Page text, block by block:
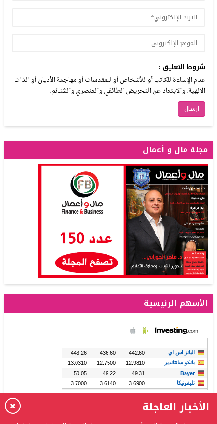
شروط التعليق :
عدم الإساءة للكاتب أو للأشخاص أو للمقدسات أو مهاجمة الأديان أو الذات
الالهية. والابتعاد عن التحريض الطائفي والعنصري والشتائم.
مجلة مال و أعمال
الأسهم الرئيسية
الأخبار العاجلة